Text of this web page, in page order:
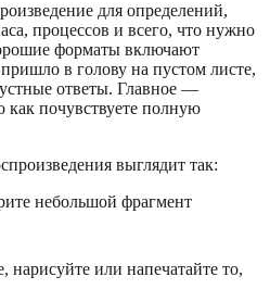
для определений,
процессов и всего, что нужно
форматы включают
в голову на пустом листе,
ответы. Главное —
как почувствуете полную
выглядит так:
небольшой фрагмент
нарисуйте или напечатайте то,